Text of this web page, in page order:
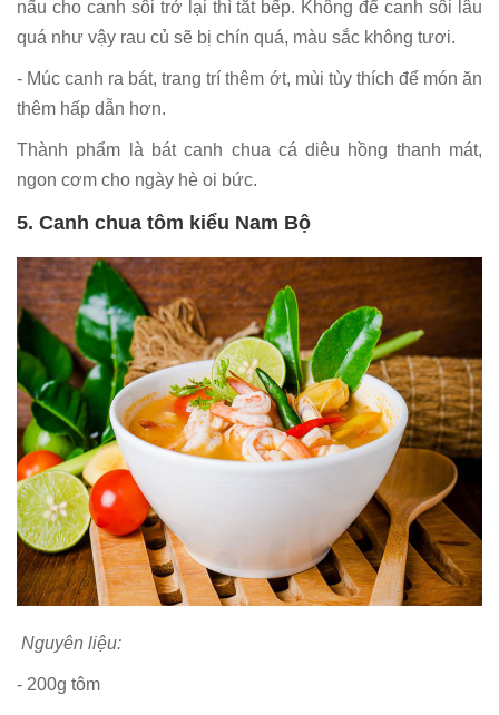
nấu cho canh sôi trở lại thì tắt bếp. Không để canh sôi lâu
quá như vậy rau củ sẽ bị chín quá, màu sắc không tươi.
- Múc canh ra bát, trang trí thêm ớt, mùi tùy thích để món ăn
thêm hấp dẫn hơn.
Thành phẩm là bát canh chua cá diêu hồng thanh mát,
ngon cơm cho ngày hè oi bức.
5. Canh chua tôm kiểu Nam Bộ
Nguyên liệu:
- 200g tôm